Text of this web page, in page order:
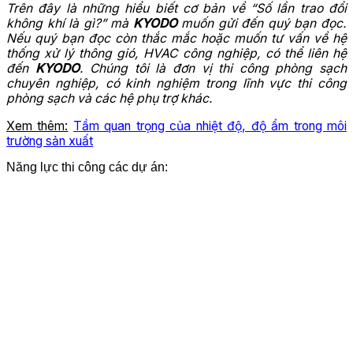
Trên đây là những hiểu biết cơ bản về “Số lần trao đổi
không khí là gì?” mà KYODOmuốn gửi đến quý bạn đọc.
Nếu quý bạn đọc còn thắc mắc hoặc muốn tư vấn về hệ
thống xử lý thông gió, HVAC công nghiệp, có thể liên hệ
đến KYODO. Chúng tôi là đơn vị thi công phòng sạch
chuyên nghiệp, có kinh nghiệm trong lĩnh vực thi công
phòng sạch và các hệ phụ trợ khác.
Xem thêm: Tầm quan trọng của nhiệt độ, độ ẩm trong môi
trường sản xuất
Năng lực thi công các dự án: